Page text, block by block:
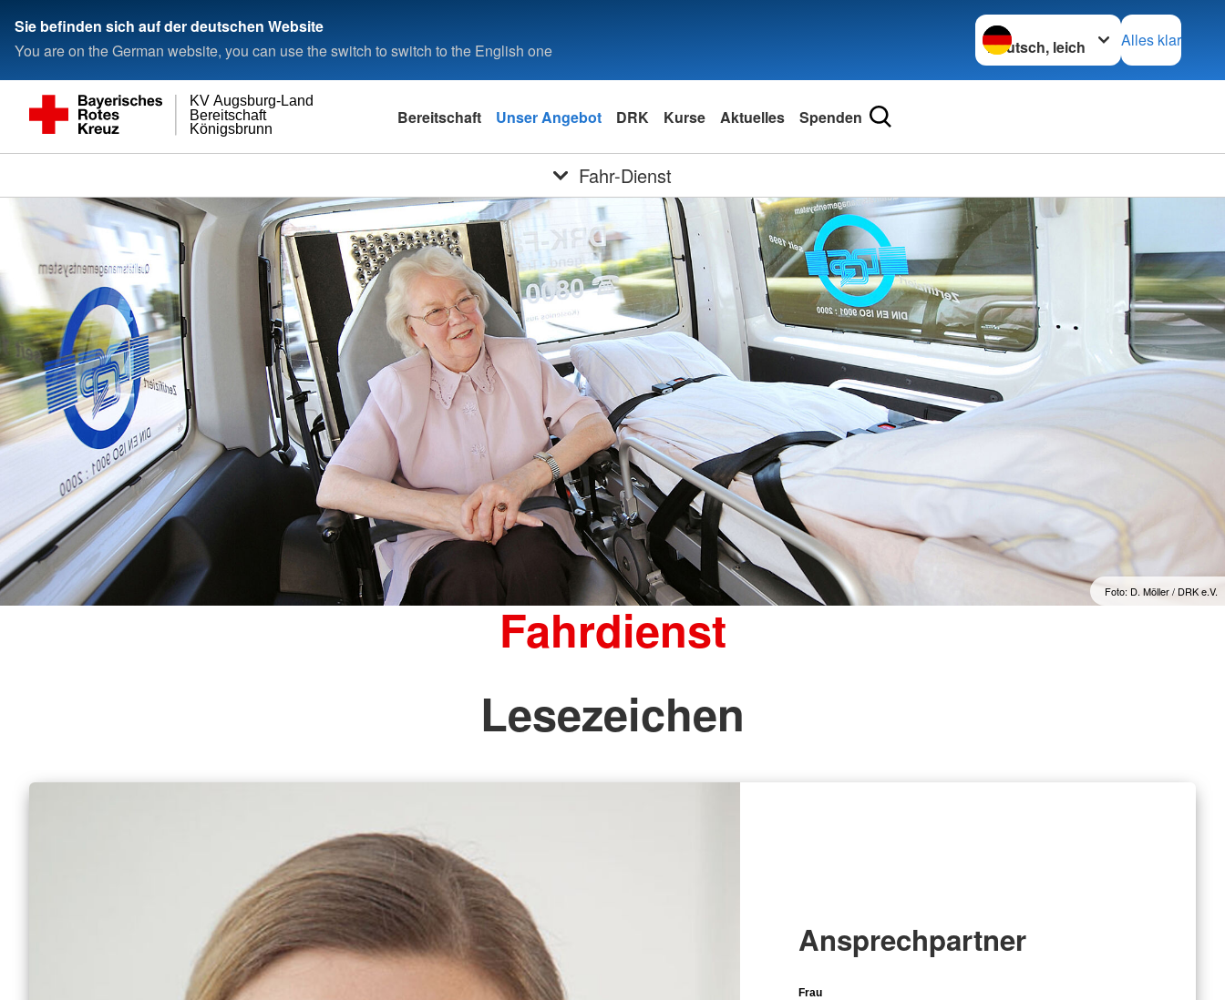
Sie befinden sich auf der deutschen Website
You are on the German website, you can use the switch to switch to the English one
Sprache wechseln zu
Alles klar
Königsbrunn
Bereitschaft
KV Augsburg-Land
Bereitschaft Unser Angebot DRK Kurse Aktuelles Spenden
Fahr-Dienst
Foto: D. Möller / DRK e.V.
Fahrdienst
Lesezeichen
Ansprechpartner
Frau